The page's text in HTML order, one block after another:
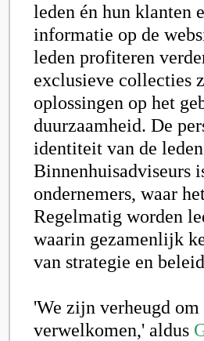
leden én hun klanten
informatie op de
leden profiteren
exclusieve collecties
oplossingen op het
duurzaamheid. De
identiteit van de
Binnenhuisadviseurs
ondernemers, waar
Regelmatig worden
waarin gezamenlijk
van strategie en
'We zijn verheugd
verwelkomen,' aldus